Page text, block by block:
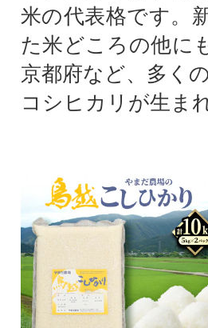
米の代表格です。
た米どころの他に
京都府など、多く
コシヒカリが生ま